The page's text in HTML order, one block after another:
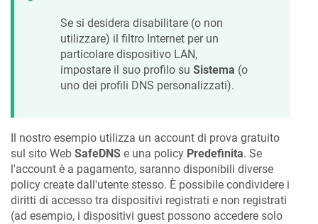
Se si desidera disabilitare (o non
utilizzare) il filtro Internet per un
particolare dispositivo LAN,
impostare il suo profilo su Sistema (o
uno dei profili DNS personalizzati).
Il nostro esempio utilizza un account di prova gratuito
sul sito Web SafeDNS e una policy Predefinita. Se
l'account è a pagamento, saranno disponibili diverse
policy create dall'utente stesso. È possibile condividere i
diritti di accesso tra dispositivi registrati e non registrati
(ad esempio, i dispositivi guest possono accedere solo